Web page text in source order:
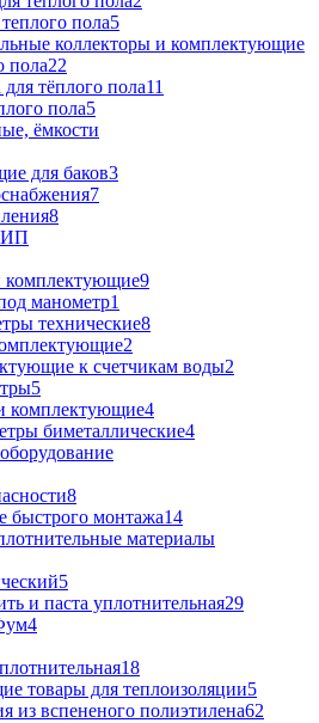
пола5
коллекторы и комплектующие
пола22
тёплого пола11
пола5
ёмкости
для баков3
7
8
9
манометр1
технические8
2
к счетчикам воды2
5
комплектующие4
биметаллические4
8
быстрого монтажа14
материалы
5
и паста уплотнительная29
4
18
товары для теплоизоляции5
из вспененого полиэтилена62